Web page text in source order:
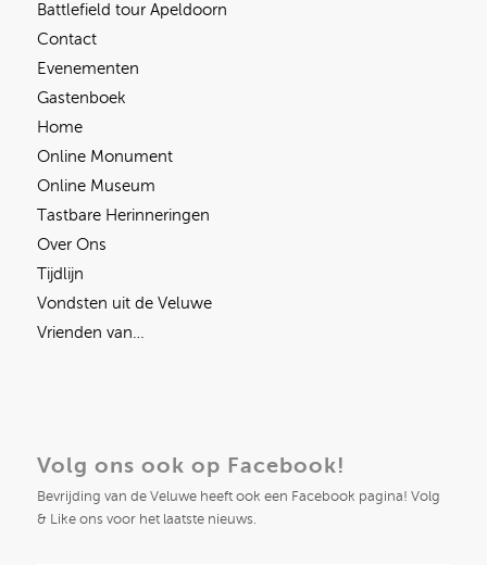
Battlefield tour Apeldoorn
Contact
Evenementen
Gastenboek
Home
Online Monument
Online Museum
Tastbare Herinneringen
Over Ons
Tijdlijn
Vondsten uit de Veluwe
Vrienden van…
Volg ons ook op Facebook!
Bevrijding van de Veluwe heeft ook een Facebook pagina! Volg
& Like ons voor het laatste nieuws.